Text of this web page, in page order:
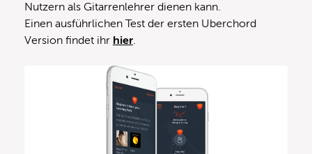
Nutzern als Gitarrenlehrer dienen kann.
Einen ausführlichen Test der ersten Uberchord
Version findet ihr hier.